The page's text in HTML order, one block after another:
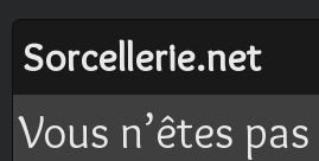
Sorcellerie.net
Vous n’êtes